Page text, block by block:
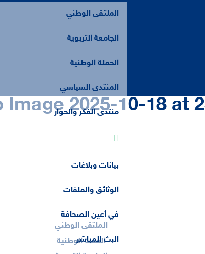
الملتقى الوطني
الجامعة التربوية
الحملة الوطنية
المنتدى السياسي
منتدى الفكر والحوار
بيانات وبلاغات
الوثائق والملفات
في أعين الصحافة
البث المباشر
2025-10-18 at
الملتقى الوطني
الحملة الوطنية